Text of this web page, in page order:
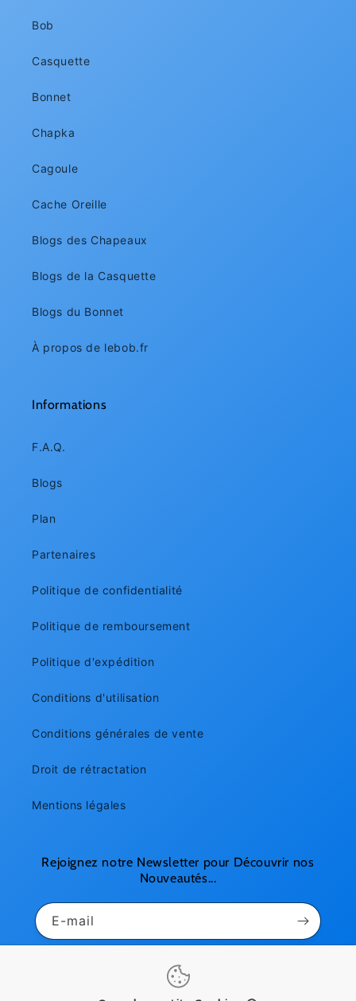
Bob
Casquette
Bonnet
Chapka
Cagoule
Cache Oreille
Blogs des Chapeaux
Blogs de la Casquette
Blogs du Bonnet
À propos de lebob.fr
Informations
F.A.Q.
Blogs
Plan
Partenaires
Politique de confidentialité
Politique de remboursement
Politique d'expédition
Conditions d'utilisation
Conditions générales de vente
Droit de rétractation
Mentions légales
Rejoignez notre Newsletter pour Découvrir nos
Nouveautés...
E-mail
PinterestInstagram